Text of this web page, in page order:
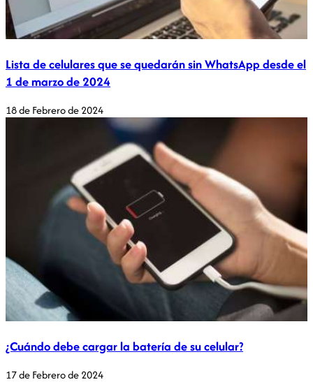
Lista de celulares que se quedarán sin WhatsApp desde el
1 de marzo de 2024
18 de Febrero de 2024
¿Cuándo debe cargar la batería de su celular?
17 de Febrero de 2024